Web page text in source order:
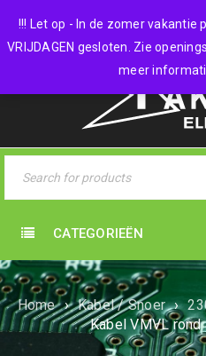
!!! Let op - In de zomer vakantie
VRIJDAGEN gesloten. Zie
meer
CATEGORIEËN
Home › Kabel / Snoer ›
Kabel VMVL